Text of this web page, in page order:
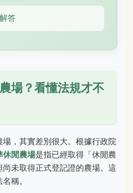
答
場？看懂法規才不
，其實差別很大。根據行政院
休閒農場是指已經取得「休閒農
未取得正式登記證的農場。這
稱。